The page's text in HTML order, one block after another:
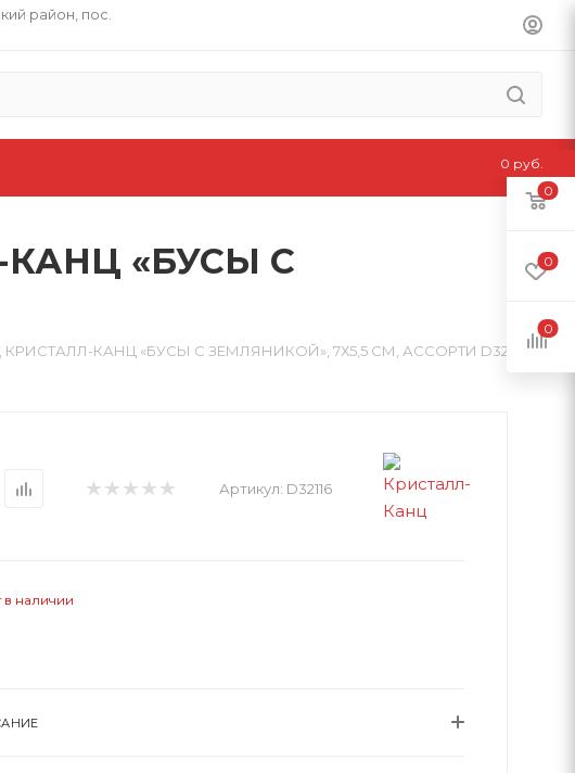
район, пос.
«БУСЫ С
КАНЦ «БУСЫ С ЗЕМЛЯНИКОЙ», 7Х5,5 СМ, АССОРТИ D32116
Артикул: D32116
в наличии
0
0
0
0 руб.